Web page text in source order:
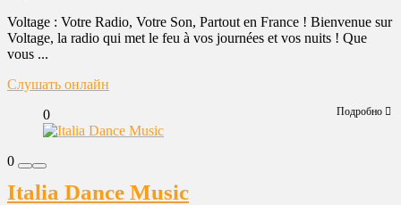
Voltage : Votre Radio, Votre Son, Partout en France ! Bienvenue sur
Voltage, la radio qui met le feu à vos journées et vos nuits ! Que
vous ...
Слушать онлайн
Подробно
0
0
Italia Dance Music